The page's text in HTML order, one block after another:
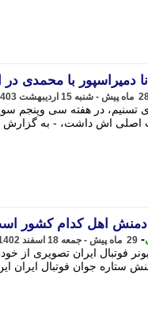
دمیراسپور با محمدی در
شنبه 15 اردیبهشت 1403، 19:43
در هفته سی وپنجم
اصلی اش داشت، - به گزارش
اهل کدام کشور
- 29 ماه پیش - جمعه 18 اسفند 1402، 21:23
فوتبال ایران تصویری
ستاره جوان فوتبال ایران